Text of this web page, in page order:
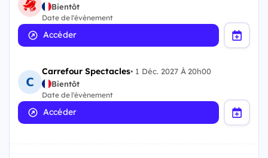
Bientôt
Date de l'évènement
Accéder
Carrefour Spectacles• 1 Déc. 2027 À 20h00
Bientôt
Date de l'évènement
Accéder